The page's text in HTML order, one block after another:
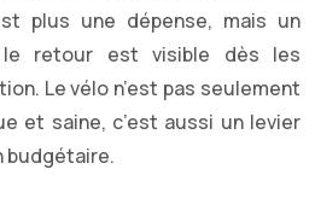
plus une dépense, mais un
le retour est visible dès les
Le vélo n’est pas seulement
et saine, c’est aussi un levier
budgétaire.